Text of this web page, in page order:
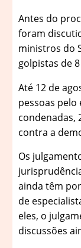
Antes do
foram
ministros do
golpistas de
Até 12 de
pessoas pelo
condenadas,
contra a
Os
ainda têm
de
eles, o
discussões